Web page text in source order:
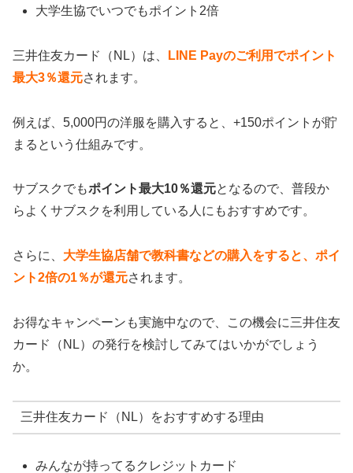
大学生協でいつでもポイント2倍
三井住友カード（NL）は、
LINE Payのご利用でポイント
最大3％還元されます。
例えば、5,000円の洋服を購入すると、+150ポイントが貯
まるという仕組みです。
サブスクでもポイント最大10％還元となるので、普段か
らよくサブスクを利用している人にもおすすめです。
さらに、 大学生協店舗で教科書などの購入をすると、ポイ
ント2倍の1％が還元されます。
お得なキャンペーンも実施中なので、この機会に三井住友
カード（NL）の発行を検討してみてはいかがでしょう
か。
三井住友カード（NL）をおすすめする理由
みんなが持ってるクレジットカード